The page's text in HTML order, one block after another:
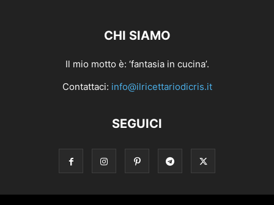
CHI SIAMO
Il mio motto è: ‘fantasia in cucina’.
Contattaci: info@ilricettariodicris.it
SEGUICI